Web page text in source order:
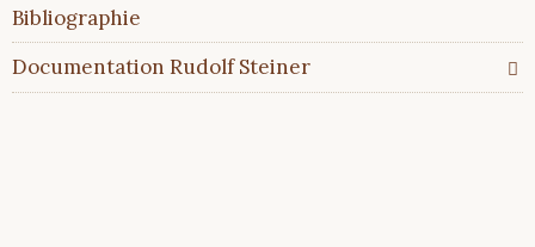
Bibliographie
Documentation Rudolf Steiner